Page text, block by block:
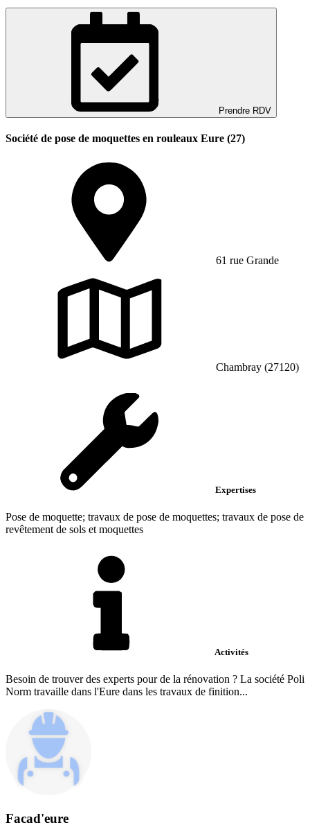
Prendre RDV
Société de pose de moquettes en rouleaux Eure (27)
61 rue Grande
Chambray (27120)
Expertises
Pose de moquette; travaux de pose de moquettes; travaux de pose de
revêtement de sols et moquettes
Activités
Besoin de trouver des experts pour de la rénovation ? La société Poli
Norm travaille dans l'Eure dans les travaux de finition...
Facad'eure